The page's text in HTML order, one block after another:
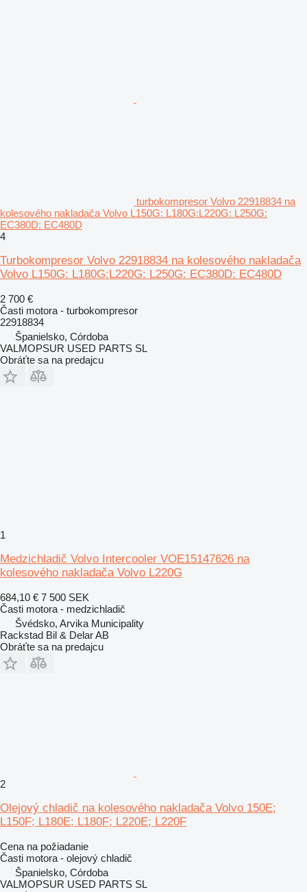
turbokompresor Volvo 22918834 na
kolesového nakladača Volvo L150G: L180G:L220G: L250G:
EC380D: EC480D
4
Turbokompresor Volvo 22918834 na kolesového nakladača
Volvo L150G: L180G:L220G: L250G: EC380D: EC480D
2 700 €
Časti motora - turbokompresor
22918834
Španielsko, Córdoba
VALMOPSUR USED PARTS SL
Obráťte sa na predajcu
1
Medzichladič Volvo Intercooler VOE15147626 na
kolesového nakladača Volvo L220G
684,10 € 7 500 SEK
Časti motora - medzichladič
Švédsko, Arvika Municipality
Rackstad Bil & Delar AB
Obráťte sa na predajcu
2
Olejový chladič na kolesového nakladača Volvo 150E;
L150F; L180E; L180F; L220E; L220F
Cena na požiadanie
Časti motora - olejový chladič
Španielsko, Córdoba
VALMOPSUR USED PARTS SL